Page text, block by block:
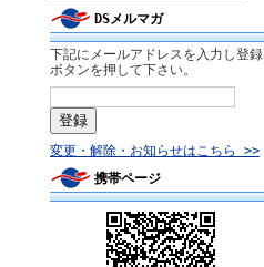
DSメルマガ
下記にメールアドレスを入力し登録
ボタンを押して下さい。
変更・解除・お知らせはこちら >>
携帯ページ